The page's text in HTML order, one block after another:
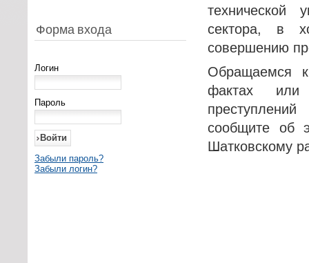
Форма входа
Логин
Пароль
Забыли пароль?
Забыли логин?
технической
сектора, в
совершению
Обращаемся
фактах или
сообщите об
Шатковскому